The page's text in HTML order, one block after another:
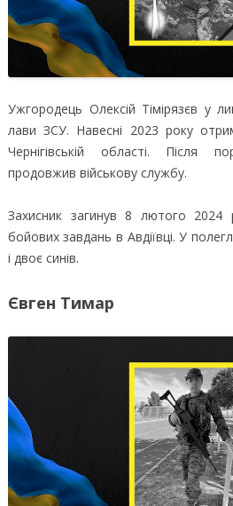
Ужгородець Олексій Тімірязєв у
лави ЗСУ. Навесні 2023 року
Чернігівській області. Після
продовжив військову службу.
Захисник загинув 8 лютого 2024
бойових завдань в Авдіївці. У
і двоє синів.
Євген Тимар